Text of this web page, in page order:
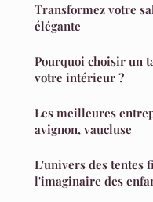
Transformez votre
élégante
Pourquoi choisir un
votre intérieur ?
Les meilleures
avignon, vaucluse
L'univers des tentes
l'imaginaire des